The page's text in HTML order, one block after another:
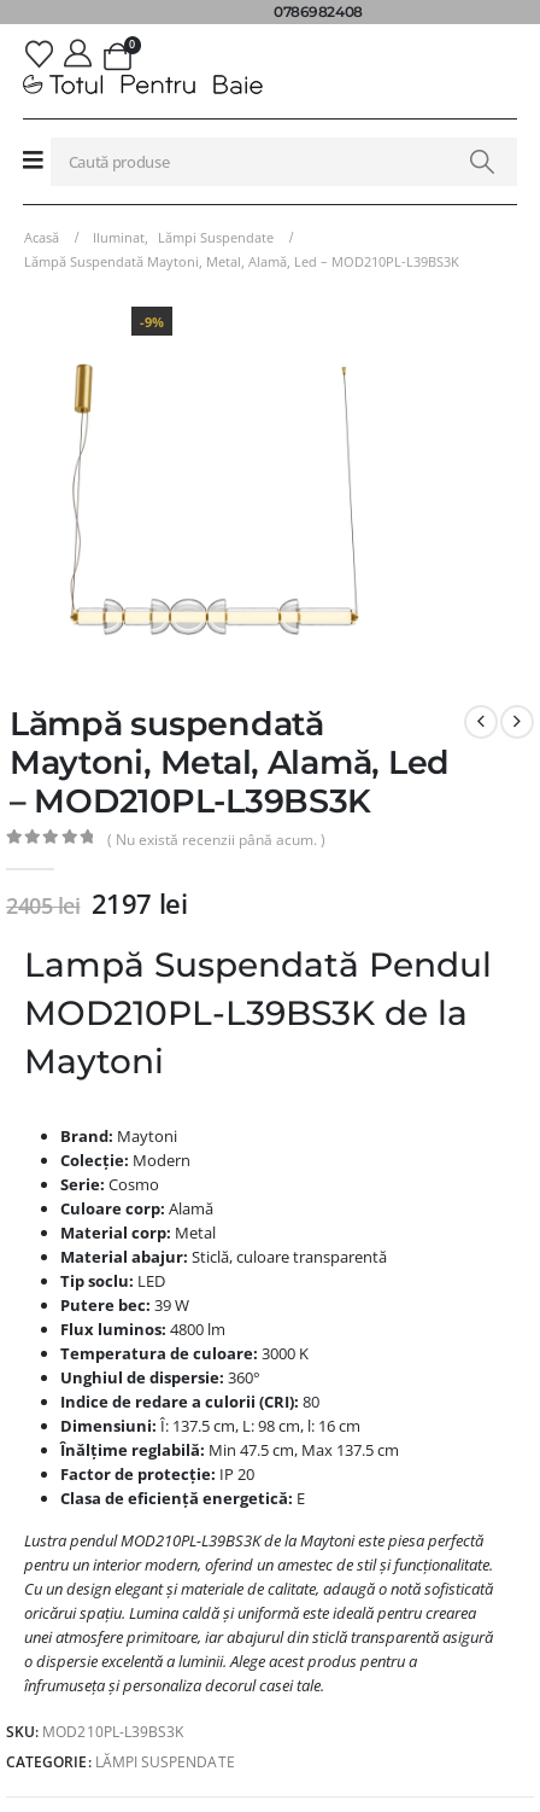
0786982408
0
Acasă Iluminat
Lămpi Suspendate
Lămpă Suspendată Maytoni, Metal, Alamă, Led – MOD210PL-L39BS3K
-9%
Lămpă suspendată
Maytoni, Metal, Alamă, Led
– MOD210PL-L39BS3K
( Nu există recenzii până acum. )
2405lei 2197 lei
Lampă Suspendată Pendul
MOD210PL-L39BS3K de la
Maytoni
Brand: Maytoni
Colecție: Modern
Serie: Cosmo
Culoare corp: Alamă
Material corp: Metal
Material abajur: Sticlă, culoare transparentă
Tip soclu: LED
Putere bec: 39 W
Flux luminos: 4800 lm
Temperatura de culoare: 3000 K
Unghiul de dispersie: 360°
Indice de redare a culorii (CRI): 80
Dimensiuni: Î: 137.5 cm, L: 98 cm, l: 16 cm
Înălțime reglabilă: Min 47.5 cm, Max 137.5 cm
Factor de protecție: IP 20
Clasa de eficiență energetică: E
Lustra pendul MOD210PL-L39BS3K de la Maytoni este piesa perfectă
pentru un interior modern, oferind un amestec de stil și funcționalitate.
Cu un design elegant și materiale de calitate, adaugă o notă sofisticată
oricărui spațiu. Lumina caldă și uniformă este ideală pentru crearea
unei atmosfere primitoare, iar abajurul din sticlă transparentă asigură
o dispersie excelentă a luminii. Alege acest produs pentru a
înfrumuseța și personaliza decorul casei tale.
SKU: MOD210PL-L39BS3K
CATEGORIE: LĂMPI SUSPENDATE